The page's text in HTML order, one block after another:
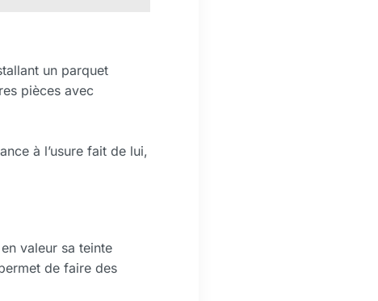
un parquet
pièces avec
à l’usure fait de lui,
valeur sa teinte
de faire des